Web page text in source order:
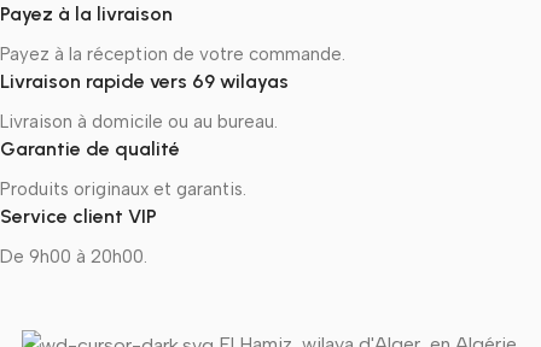
Payez à la livraison
Payez à la réception de votre commande.
Livraison rapide vers 69 wilayas
Livraison à domicile ou au bureau.
Garantie de qualité
Produits originaux et garantis.
Service client VIP
De 9h00 à 20h00.